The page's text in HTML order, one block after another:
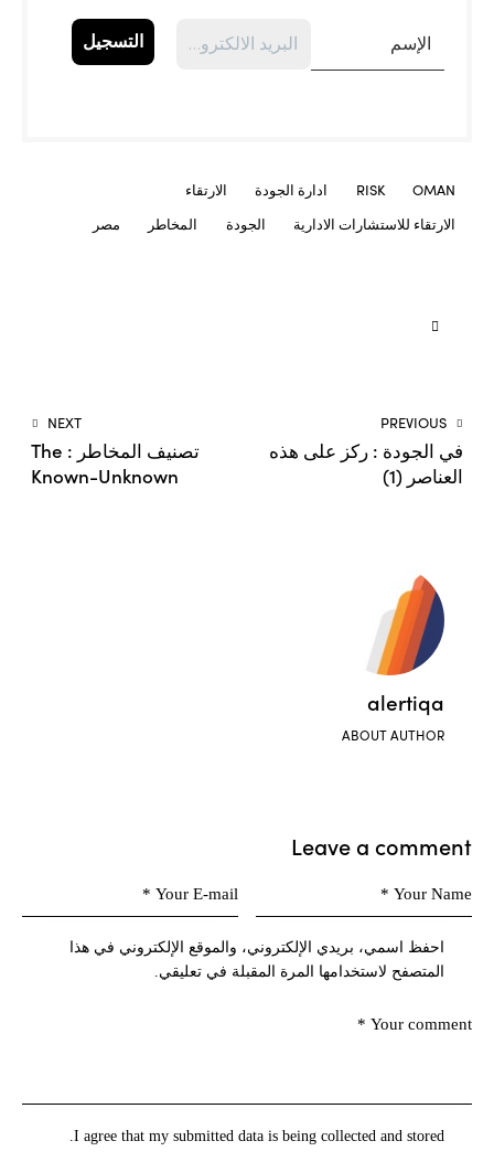
OMAN
RISK ادارة الجودة
الارتقاء
الارتقاء للاستشارات الادارية
الجودة المخاطر مصر
PREVIOUS
في الجودة : ركز على هذه
العناصر (1)
NEXT
تصنيف المخاطر : The
Known-Unknown
alertiqa
ABOUT AUTHOR
Leave a comment
احفظ اسمي، بريدي الإلكتروني، والموقع الإلكتروني في هذا
المتصفح لاستخدامها المرة المقبلة في تعليقي.
I agree that my submitted data is being collected and stored.